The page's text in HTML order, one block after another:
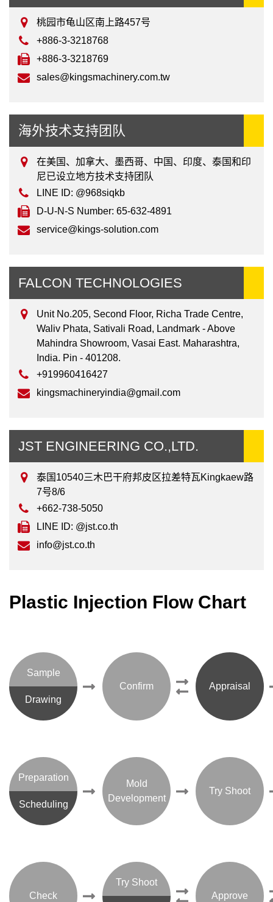
桃园市龟山区南上路457号
+886-3-3218768
+886-3-3218769
sales@kingsmachinery.com.tw
海外技术支持团队
在美国、加拿大、墨西哥、中国、印度、泰国和印
尼已设立地方技术支持团队
LINE ID: @968siqkb
D-U-N-S Number: 65-632-4891
service@kings-solution.com
FALCON TECHNOLOGIES
Unit No.205, Second Floor, Richa Trade Centre,
Waliv Phata, Sativali Road, Landmark - Above
Mahindra Showroom, Vasai East. Maharashtra,
India. Pin - 401208.
+919960416427
kingsmachineryindia@gmail.com
JST ENGINEERING CO.,LTD.
泰国10540三木巴干府邦皮区拉差特瓦Kingkaew路
7号8/6
+662-738-5050
LINE ID: @jst.co.th
info@jst.co.th
Plastic Injection Flow Chart
Sample
Drawing
Confirm Appraisal
Preparation
Scheduling
Mold
Development
Try Shoot
Check
Try Shoot
Approve